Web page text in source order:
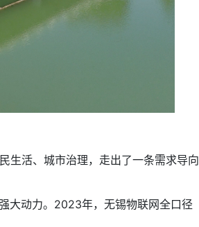
活、城市治理，走出了一条需求导向
大动力。2023年，无锡物联网全口径